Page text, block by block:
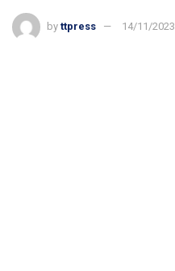
by ttpress 14/11/2023